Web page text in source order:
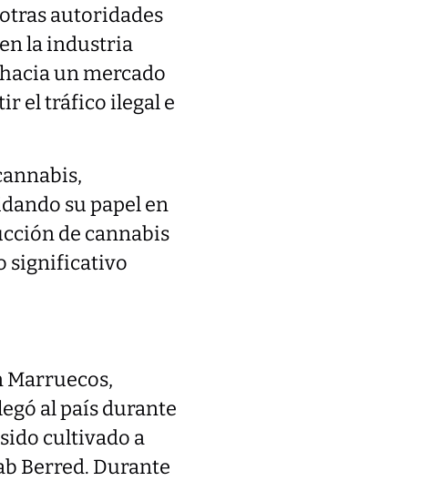
autoridades
la industria
un mercado
el tráfico ilegal e
su papel en
de cannabis
significativo
Marruecos,
al país durante
cultivado a
Berred. Durante